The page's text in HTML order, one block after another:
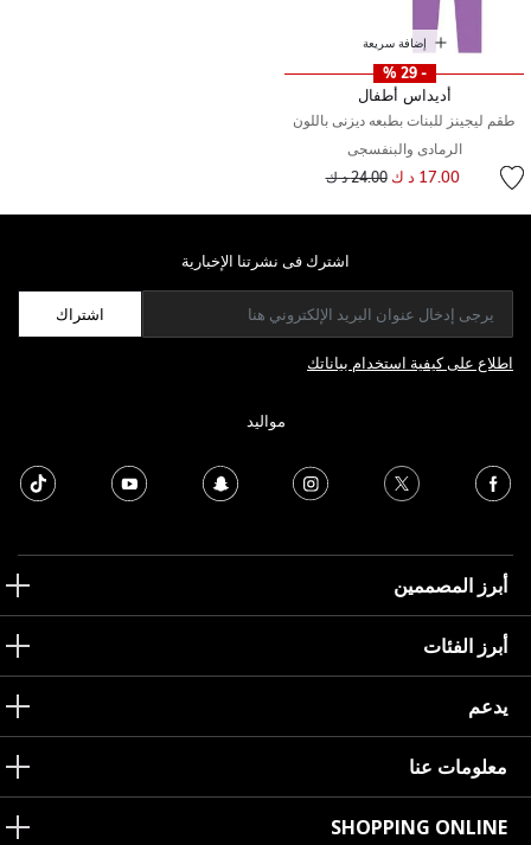
إضافة سريعة
- 29 %
أديداس أطفال
طقم ليجينز للبنات بطبعه ديزنى باللون
الرمادى والبنفسجى
17.00 د ك سعر مخفض من
24.00 د ك
اشترك فى نشرتنا الإخبارية
اشتراك
اطلاع على كيفية استخدام بياناتك
مواليد
أبرز المصممين
أبرز الفئات
يدعم
معلومات عنا
SHOPPING ONLINE